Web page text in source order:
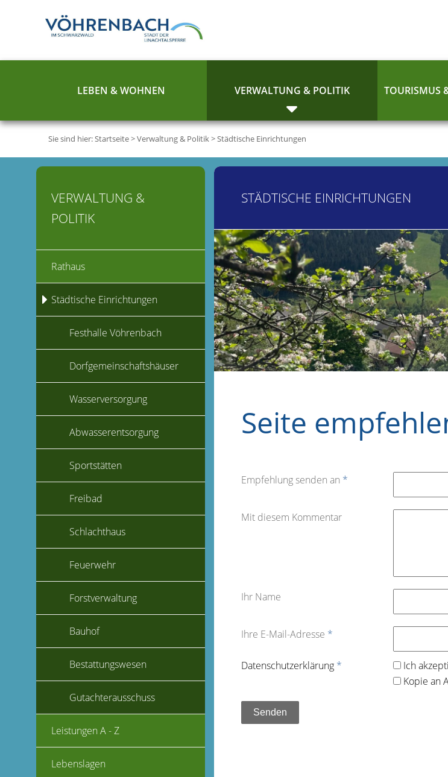
LEBEN & WOHNEN VERWALTUNG & POLITIK TOURISMUS
Sie sind hier:Startseite>Verwaltung & Politik>Städtische Einrichtungen
STÄDTISCHE EINRICHTUNGEN
Seite
Empfehlung senden an *
Mit diesem Kommentar
Ihr Name
Ihre E-Mail-Adresse *
Datenschutz­erklärung * Ich
Kopie an
VERWALTUNG &
POLITIK
Rathaus
Städtische Einrichtungen
Festhalle Vöhrenbach
Dorfgemeinschaftshäuser
Wasserversorgung
Abwasserentsorgung
Sportstätten
Freibad
Schlachthaus
Feuerwehr
Forstverwaltung
Bauhof
Bestattungswesen
Gutachterausschuss
Leistungen A - Z
Lebenslagen